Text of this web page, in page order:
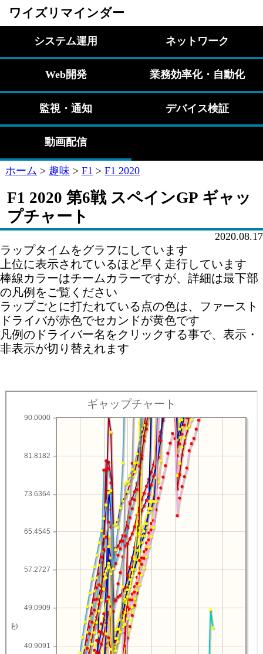
ワイズリマインダー
システム運用 ネットワーク
Web開発 業務効率化・自動化
監視・通知 デバイス検証
動画配信
ホーム > 趣味 > F1 > F1 2020
F1 2020 第6戦 スペインGP ギャッ
プチャート
2020.08.17
ラップタイムをグラフにしています
上位に表示されているほど早く走行しています
棒線カラーはチームカラーですが、詳細は最下部
の凡例をご覧ください
ラップごとに打たれている点の色は、ファースト
ドライバが赤色でセカンドが黄色です
凡例のドライバー名をクリックする事で、表示・
非表示が切り替えれます